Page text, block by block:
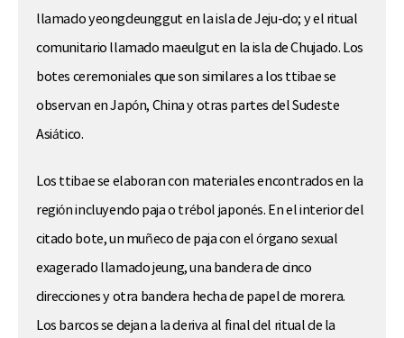
llamado yeongdeunggut en la isla de Jeju-do; y el ritual
comunitario llamado maeulgut en la isla de Chujado. Los
botes ceremoniales que son similares a los ttibae se
observan en Japón, China y otras partes del Sudeste
Asiático.
Los ttibae se elaboran con materiales encontrados en la
región incluyendo paja o trébol japonés. En el interior del
citado bote, un muñeco de paja con el órgano sexual
exagerado llamado jeung, una bandera de cinco
direcciones y otra bandera hecha de papel de morera.
Los barcos se dejan a la deriva al final del ritual de la